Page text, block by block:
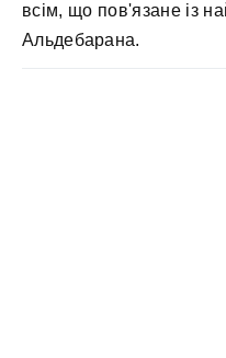
всім, що пов'язане із
Альдебарана.